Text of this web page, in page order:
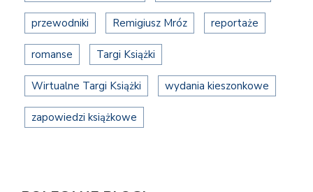
przewodniki Remigiusz Mróz reportaże
romanse Targi Książki
Wirtualne Targi Książki wydania kieszonkowe
zapowiedzi książkowe